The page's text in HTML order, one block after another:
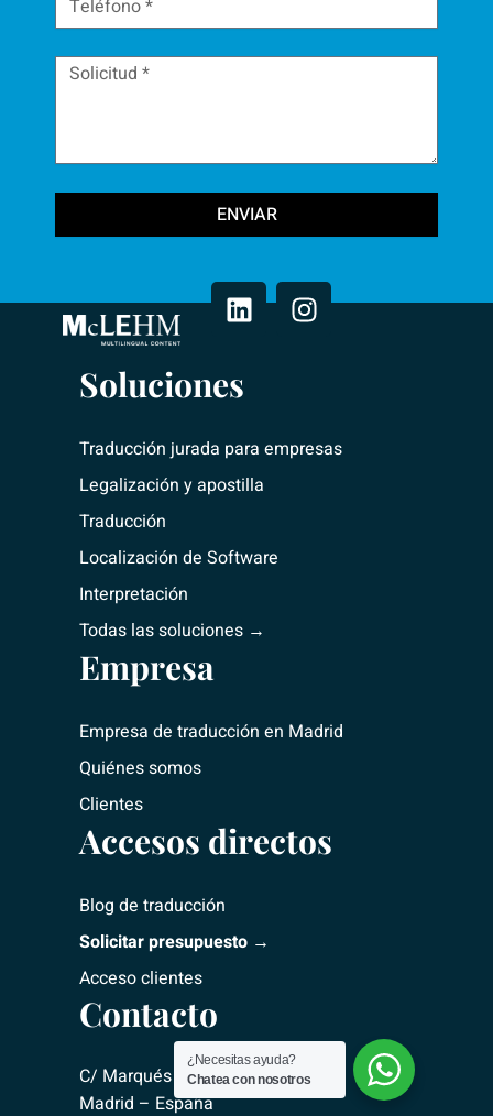
ENVIAR
i
n
e
d
n
n
s
a
Soluciones
Traducción jurada para empresas
Legalización y apostilla
Traducción
Localización de Software
Interpretación
Todas las soluciones →
Empresa
Empresa de traducción en Madrid
Quiénes somos
Clientes
Accesos directos
Blog de traducción
Solicitar presupuesto →
Acceso clientes
Contacto
C/ Marqués del Riscal, 2 – 28010
Madrid – España
¿Necesitas ayuda?
Chatea con nosotros